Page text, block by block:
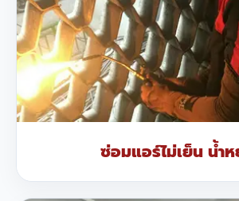
ซ่อมแอร์ไม่เย็น น้ำ